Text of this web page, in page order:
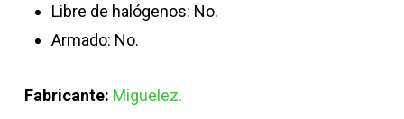
Libre de halógenos: No.
Armado: No.
Fabricante: Miguelez.